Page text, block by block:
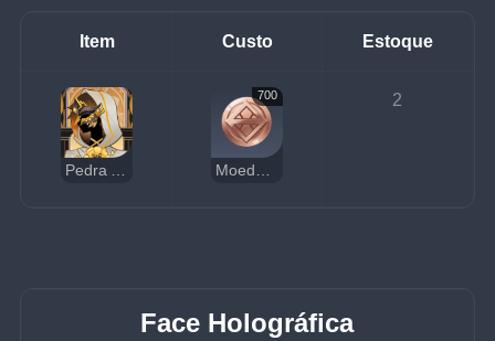
Item Custo Estoque
700 2
Face Holográfica